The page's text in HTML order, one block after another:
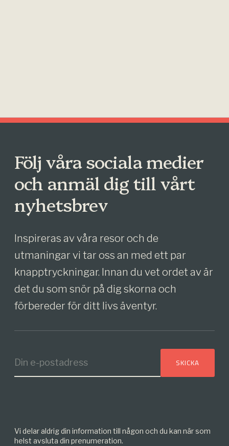
Följ våra sociala medier
och anmäl dig till vårt
nyhetsbrev
Inspireras av våra resor och de
utmaningar vi tar oss an med ett par
knapptryckningar. Innan du vet ordet av är
det du som snör på dig skorna och
förbereder för ditt livs äventyr.
Vi delar aldrig din information till någon och du kan när som
helst avsluta din prenumeration.